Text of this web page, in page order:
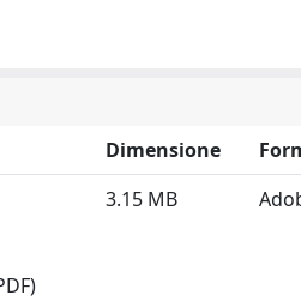
Dimensione
3.15 MB